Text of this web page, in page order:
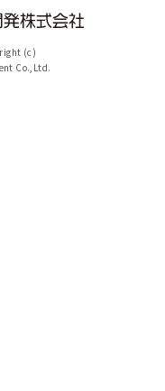
(c)
Co.,Ltd.